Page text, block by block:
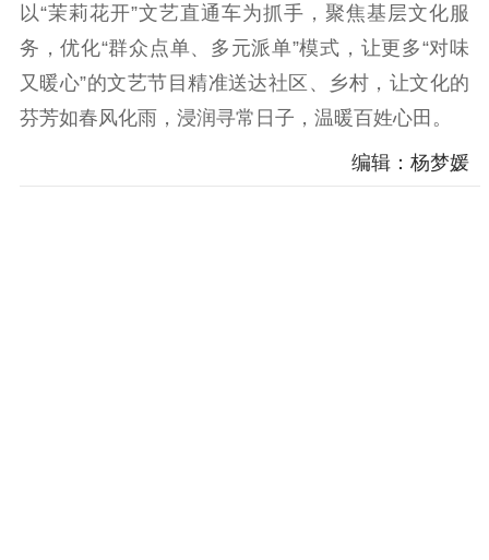
以“茉莉花开”文艺直通车为抓手，聚焦基层文化服
务，优化“群众点单、多元派单”模式，让更多“对味
又暖心”的文艺节目精准送达社区、乡村，让文化的
芬芳如春风化雨，浸润寻常日子，温暖百姓心田。
编辑：杨梦媛